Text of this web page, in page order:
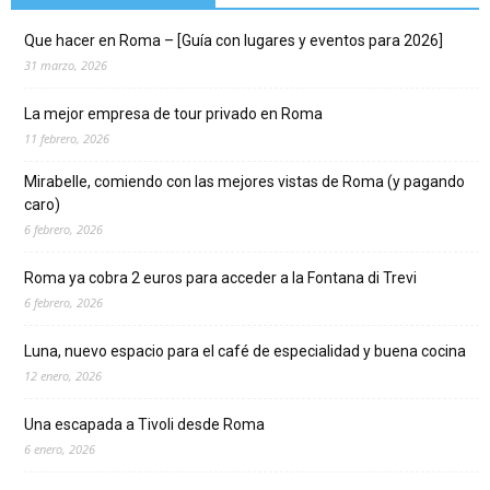
Que hacer en Roma – [Guía con lugares y eventos para 2026]
31 marzo, 2026
La mejor empresa de tour privado en Roma
11 febrero, 2026
Mirabelle, comiendo con las mejores vistas de Roma (y pagando
caro)
6 febrero, 2026
Roma ya cobra 2 euros para acceder a la Fontana di Trevi
6 febrero, 2026
Luna, nuevo espacio para el café de especialidad y buena cocina
12 enero, 2026
Una escapada a Tivoli desde Roma
6 enero, 2026